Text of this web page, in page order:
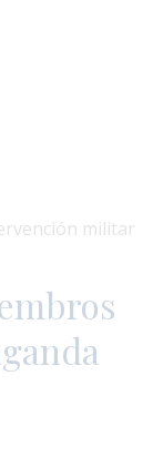
militar